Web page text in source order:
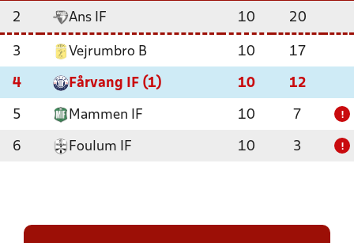
2 Ans IF 10 20
3 Vejrumbro B 10 17
4 Fårvang IF (1) 10 12
5 Mammen IF 10 7 !
6 Foulum IF 10 3 !